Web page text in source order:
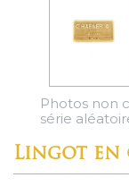
Photos non
série
Lingot en